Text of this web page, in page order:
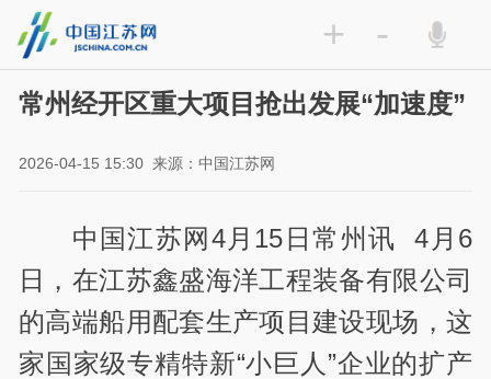
+ -
常州经开区重大项目抢出发展“加速度”
2026-04-15 15:30 来源：中国江苏网
中国江苏网4月15日常州讯 4月6
日，在江苏鑫盛海洋工程装备有限公司
的高端船用配套生产项目建设现场，这
家国家级专精特新“小巨人”企业的扩产